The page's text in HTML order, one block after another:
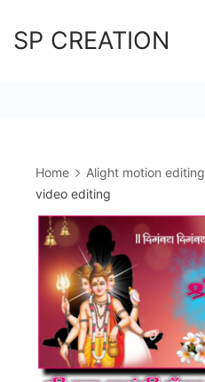
toSP CREATION
Home Alight motion editing
video editing